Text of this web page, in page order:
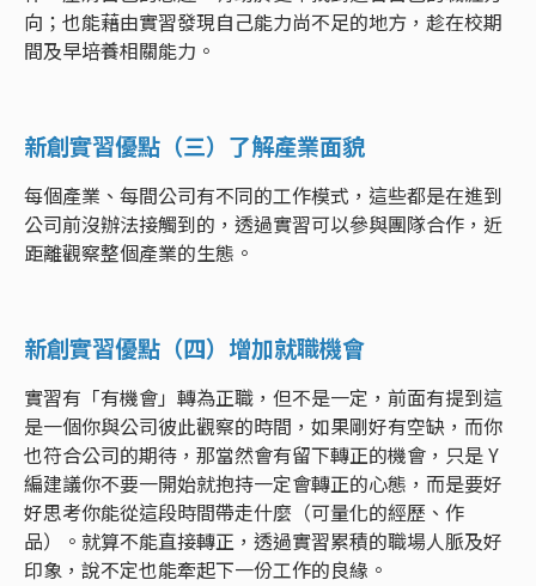
向；也能藉由實習發現自己能力尚不足的地方，趁在校期
間及早培養相關能力。
新創實習優點（三）了解產業面貌
每個產業、每間公司有不同的工作模式，這些都是在進到
公司前沒辦法接觸到的，透過實習可以參與團隊合作，近
距離觀察整個產業的生態。
新創實習優點（四）增加就職機會
實習有「有機會」轉為正職，但不是一定，前面有提到這
是一個你與公司彼此觀察的時間，如果剛好有空缺，而你
也符合公司的期待，那當然會有留下轉正的機會，只是 Y
編建議你不要一開始就抱持一定會轉正的心態，而是要好
好思考你能從這段時間帶走什麼（可量化的經歷、作
品）。就算不能直接轉正，透過實習累積的職場人脈及好
印象，說不定也能牽起下一份工作的良緣。